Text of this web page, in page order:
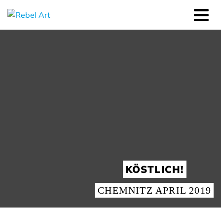
KÖSTLICH!
CHEMNITZ APRIL 2019